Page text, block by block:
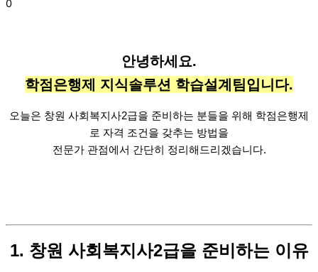
0
안녕하세요.
학점은행제 지식솔루션 학습설계팀입니다.
오늘은 창원 사회복지사2급을 준비하는 분들을 위해 학점은행제
로 자격 조건을 갖추는 방법을
전문가 관점에서 간단히 정리해드리겠습니다.
1. 창원 사회복지사2급을 준비하는 이유